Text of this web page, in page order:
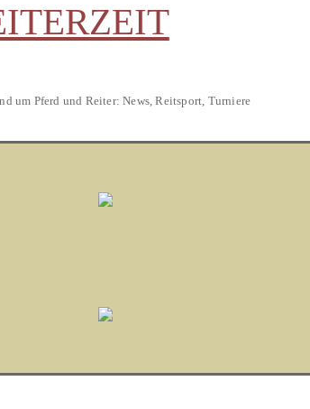
um Pferd und Reiter: News, Reitsport, Turniere